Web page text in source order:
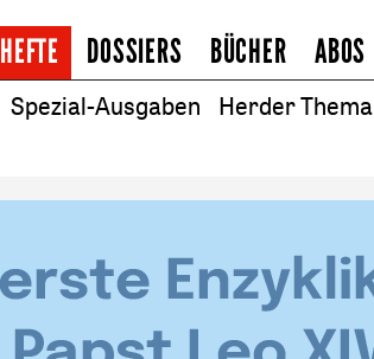
HEFTE DOSSIERS BÜCHER ABOS
Spezial-Ausgaben Herder Thema